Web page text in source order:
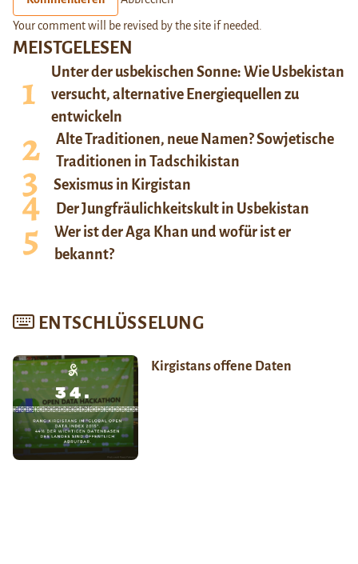
MEISTGELESEN
Unter der usbekischen Sonne: Wie Usbekistan
versucht, alternative Energiequellen zu
entwickeln
Alte Traditionen, neue Namen? Sowjetische
Traditionen in Tadschikistan
Sexismus in Kirgistan
Der Jungfräulichkeitskult in Usbekistan
Wer ist der Aga Khan und wofür ist er
bekannt?
ENTSCHLÜSSELUNG
Kirgistans offene Daten
Your comment will be revised by the site if needed.